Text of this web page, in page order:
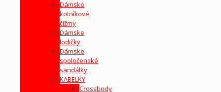
Dámske
kotníkové
čižmy
Dámske
lodičky
Dámske
spoločenské
sandálky
KABELKY
Crossbody